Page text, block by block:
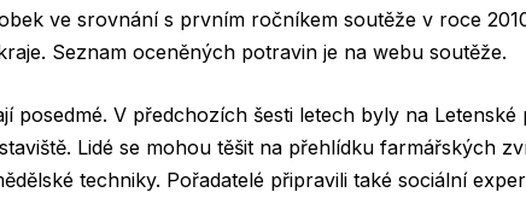
ve srovnání s prvním ročníkem soutěže v roce
Seznam oceněných potravin je na webu soutěže.
posedmé. V předchozích šesti letech byly na Letenské
Lidé se mohou těšit na přehlídku farmářských
techniky. Pořadatelé připravili také sociální